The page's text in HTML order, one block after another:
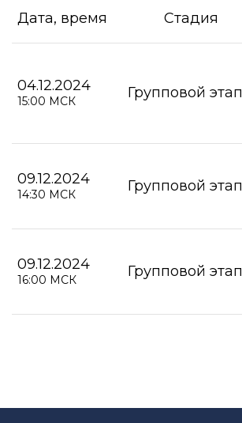
Дата, время Стадия
04.12.2024
15:00 МСК Групповой этап
09.12.2024
14:30 МСК Групповой этап
09.12.2024
16:00 МСК Групповой этап